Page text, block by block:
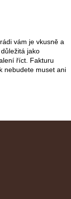
vám je vkusně a
jako
říct. Fakturu
nebudete muset ani